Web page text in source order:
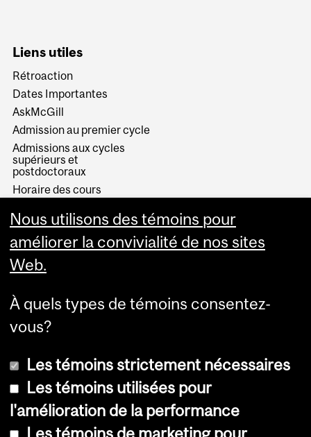
Liens utiles
Rétroaction
Dates Importantes
AskMcGill
Admission au premier cycle
Admissions aux cycles
supérieurs et
postdoctoraux
Horaire des cours
Services aux étudiants
© Université McGill, 2026
Nous utilisons des témoins pour
améliorer la convivialité de nos sites
Web.
À quels types de témoins consentez-
vous?
Les témoins strictement nécessaires
Les témoins utilisées pour
l'amélioration de la performance
Les témoins de marketing pour